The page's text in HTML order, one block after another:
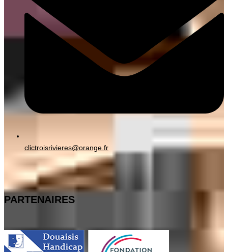
clictroisrivieres@orange.fr
PARTENAIRES